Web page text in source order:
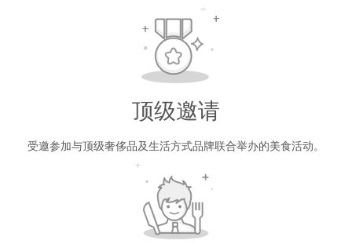
顶级邀请
受邀参加与顶级奢侈品及生活方式品牌联合举办的美食活动。